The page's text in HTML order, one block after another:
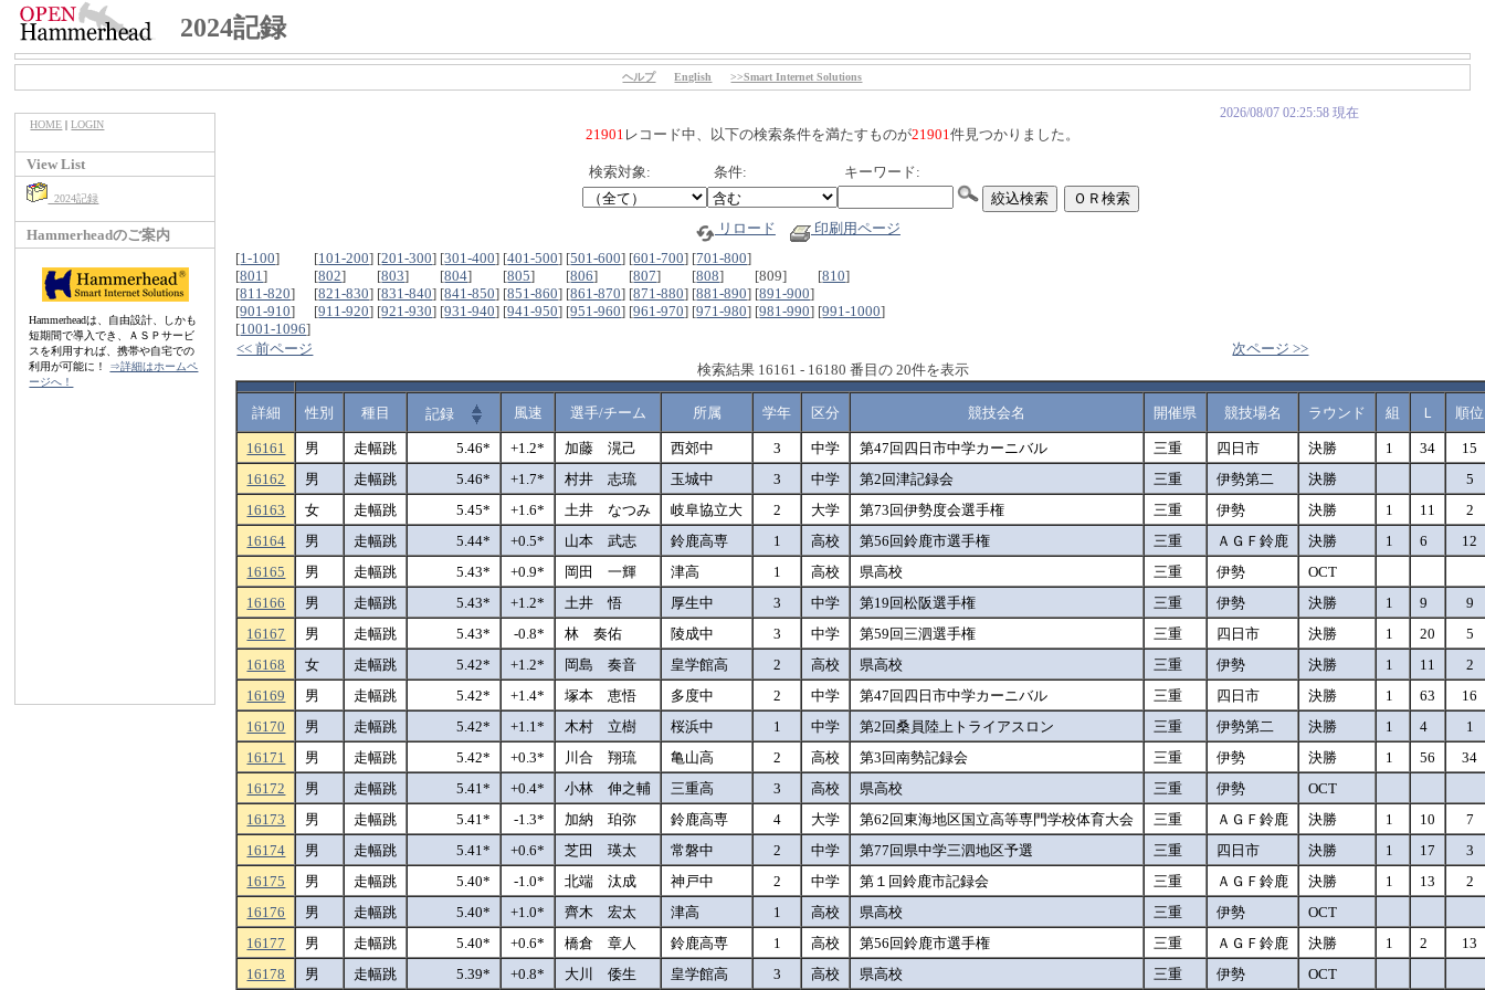
2024記録
ヘルプ English >>Smart Internet Solutions
HOME |LOGIN
View List
2024記録
Hammerheadのご案内
Hammerheadは、自由設計、しかも
短期間で導入でき、ＡＳＰサービ
スを利用すれば、携帯や自宅での
利用が可能に！ ⇒詳細はホームペ
ージへ！
2026/08/07 02:25:58 現在
21901 レコード中、以下の検索条件を満たすものが21901件見つかりました。
検索対象: 条件: キーワード:
リロード
印刷用ページ
[1-100] [101-200] [201-300] [301-400] [401-500] [501-600] [601-700] [701-800]
[801] [802] [803] [804] [805] [806] [807] [808] [809] [810]
[811-820] [821-830] [831-840] [841-850] [851-860] [861-870] [871-880] [881-890] [891-900]
[901-910] [911-920] [921-930] [931-940] [941-950] [951-960] [961-970] [971-980] [981-990] [991-1000]
[1001-1096]
<< 前ページ
次ページ >>
検索結果 16161 - 16180 番目の 20件を表示
詳細 性別 種目 記録 風速 選手/チーム 所属 学年 区分 競技会名 開催県 競技場名 ラウンド 組 Ｌ 順位
16161 男 走幅跳 5.46* +1.2* 加藤 滉己 西郊中 3 中学 第47回四日市中学カーニバル 三重 四日市 決勝 1 34
15
16162
男 走幅跳 5.46* +1.7* 村井 志琉 玉城中 3 中学 第2回津記録会 三重 伊勢第二 決勝
5
16163
女 走幅跳 5.45* +1.6* 土井 なつみ 岐阜協立大 2 大学 第73回伊勢度会選手権 三重 伊勢 決勝 1 11
2
16164
男 走幅跳 5.44* +0.5* 山本 武志 鈴鹿高専 1 高校 第56回鈴鹿市選手権 三重 ＡＧＦ鈴鹿 決勝 1 6
12
16165
男 走幅跳 5.43* +0.9* 岡田 一輝 津高 1 高校 県高校 三重 伊勢
OCT
16166
男 走幅跳 5.43* +1.2* 土井 悟 厚生中 3 中学 第19回松阪選手権 三重 伊勢 決勝 1 9
9
16167
男 走幅跳 5.43* -0.8* 林 奏佑 陵成中 3 中学 第59回三泗選手権 三重 四日市 決勝 1 20
5
16168
女 走幅跳 5.42* +1.2* 岡島 奏音 皇学館高 2 高校 県高校 三重 伊勢 決勝 1 11
2
16169
男 走幅跳 5.42* +1.4* 塚本 恵悟 多度中 2 中学 第47回四日市中学カーニバル 三重 四日市 決勝 1 63
16
16170
男 走幅跳 5.42* +1.1* 木村 立樹 桜浜中 1 中学 第2回桑員陸上トライアスロン 三重 伊勢第二 決勝 1 4
1
16171
男 走幅跳 5.42* +0.3* 川合 翔琉 亀山高 2 高校 第3回南勢記録会 三重 伊勢 決勝 1 56
34
16172
男 走幅跳 5.41* +0.4* 小林 伸之輔 三重高 3 高校 県高校 三重 伊勢
OCT
16173
男 走幅跳 5.41* -1.3* 加納 珀弥 鈴鹿高専 4 大学 第62回東海地区国立高等専門学校体育大会 三重 ＡＧＦ鈴鹿 決勝 1 10
7
16174
男 走幅跳 5.41* +0.6* 芝田 瑛太 常磐中 2 中学 第77回県中学三泗地区予選 三重 四日市 決勝 1 17
3
16175
男 走幅跳 5.40* -1.0* 北端 汰成 神戸中 2 中学 第１回鈴鹿市記録会 三重 ＡＧＦ鈴鹿 決勝 1 13
2
16176
男 走幅跳 5.40* +1.0* 齊木 宏太 津高 1 高校 県高校 三重 伊勢
OCT
16177
男 走幅跳 5.40* +0.6* 橋倉 章人 鈴鹿高専 1 高校 第56回鈴鹿市選手権 三重 ＡＧＦ鈴鹿 決勝 1 2
13
16178
男 走幅跳 5.39* +0.8* 大川 倭生 皇学館高 3 高校 県高校 三重 伊勢 OCT